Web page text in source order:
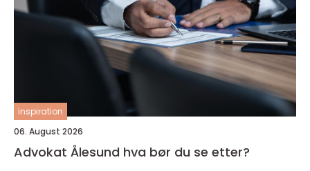
inspiration
06. August 2026
Advokat Ålesund hva bør du se etter?